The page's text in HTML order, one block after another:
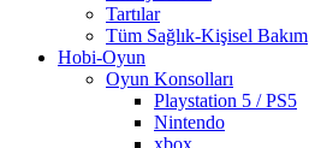
Tartılar
Tüm Sağlık-Kişisel Bakım
Hobi-Oyun
Oyun Konsolları
Playstation 5 / PS5
Nintendo
xbox